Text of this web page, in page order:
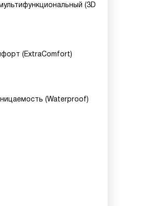
(3D
(ExtraComfort)
(Waterproof)